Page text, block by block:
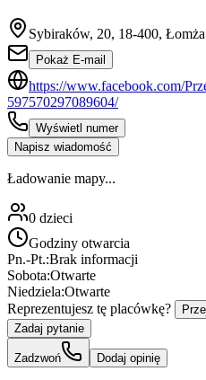
Sybiraków, 20, 18-400, Łomża
Pokaż E-mail
https://www.facebook.com/
597570297089604/
Wyświetl numer
Napisz wiadomość
Ładowanie mapy...
0 dzieci
Godziny otwarcia
Pn.-Pt.:Brak informacji
Sobota:Otwarte
Niedziela:Otwarte
Reprezentujesz tę placówkę?
Zadaj pytanie
Zadzwoń Dodaj opinię